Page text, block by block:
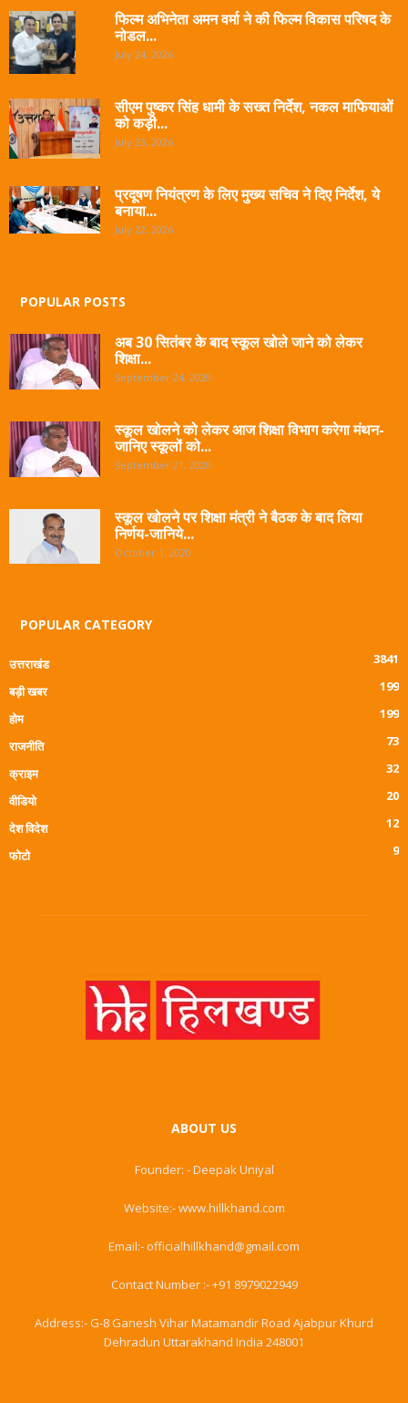
फिल्म अभिनेता अमन वर्मा ने की फिल्म विकास परिषद के
नोडल...
July 24, 2026
सीएम पुष्कर सिंह धामी के सख्त निर्देश, नकल माफियाओं
को कड़ी...
July 23, 2026
प्रदूषण नियंत्रण के लिए मुख्य सचिव ने दिए निर्देश, ये
बनाया...
July 22, 2026
POPULAR POSTS
अब 30 सितंबर के बाद स्कूल खोले जाने को लेकर
शिक्षा...
September 24, 2020
स्कूल खोलने को लेकर आज शिक्षा विभाग करेगा मंथन-
जानिए स्कूलों को...
September 21, 2020
स्कूल खोलने पर शिक्षा मंत्री ने बैठक के बाद लिया
निर्णय-जानिये...
October 1, 2020
POPULAR CATEGORY
उत्तराखंड
3841
बड़ी खबर
199
होम
199
राजनीति
73
क्राइम
32
वीडियो
20
देश विदेश
12
फोटो
9
ABOUT US
Founder: - Deepak Uniyal
Website:- www.hillkhand.com
Email:- officialhillkhand@gmail.com
Contact Number :- +91 8979022949
Address:- G-8 Ganesh Vihar Matamandir Road Ajabpur Khurd
Dehradun Uttarakhand India 248001